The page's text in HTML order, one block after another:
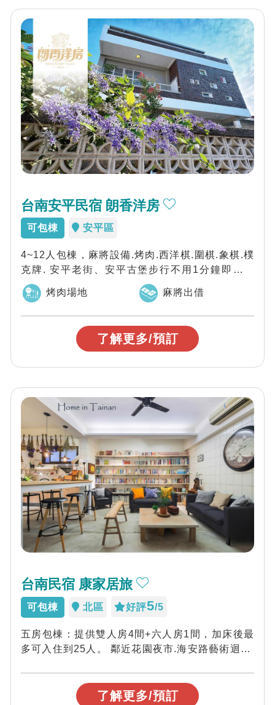
台南安平民宿 朗香洋房
可包棟 安平區
4~12人包棟，麻將設備.烤肉.西洋棋.圍棋.象棋.樸
克牌. 安平老街、安平古堡步行不用1分鐘即可到
達，超棒老屋、玫瑰園、法式裝...
烤肉場地 麻將出借
了解更多/預訂
台南民宿 康家居旅
可包棟 北區 好評5/5
五房包棟：提供雙人房4間+六人房1間，加床後最
多可入住到25人。 鄰近花園夜市.海安路藝術迴廊/
了解更多/預訂